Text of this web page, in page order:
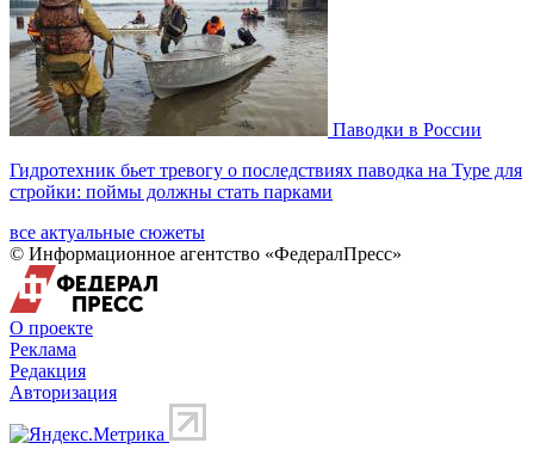
Паводки в России
Гидротехник бьет тревогу о последствиях паводка на Туре для
стройки: поймы должны стать парками
все актуальные сюжеты
© Информационное агентство «ФедералПресс»
О проекте
Реклама
Редакция
Авторизация